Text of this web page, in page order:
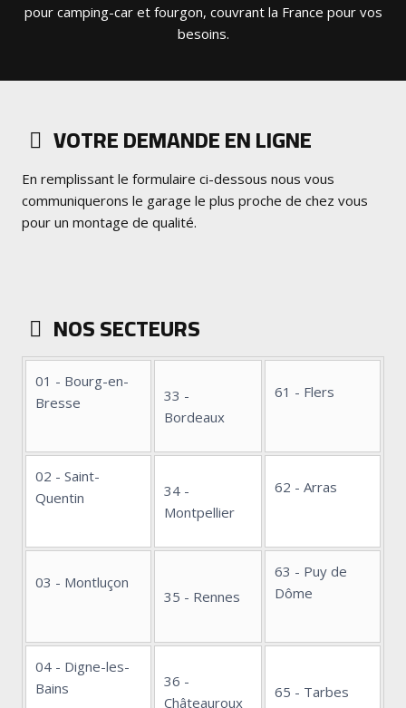
pour camping-car et fourgon, couvrant la France pour vos
besoins.
VOTRE DEMANDE EN LIGNE
En remplissant le formulaire ci-dessous nous vous
communiquerons le garage le plus proche de chez vous
pour un montage de qualité.
NOS SECTEURS
01 - Bourg-en-
Bresse
33 -
Bordeaux
61 - Flers
02 - Saint-
Quentin
34 -
Montpellier
62 - Arras
03 - Montluçon
35 - Rennes
63 - Puy de
Dôme
04 - Digne-les-
Bains
36 -
Châteauroux
65 - Tarbes